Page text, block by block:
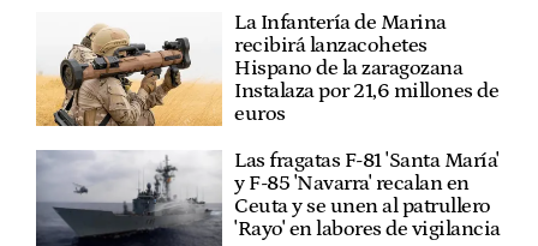
La Infantería de Marina
recibirá lanzacohetes
Hispano de la zaragozana
Instalaza por 21,6 millones de
euros
Las fragatas F-81 'Santa María'
y F-85 'Navarra' recalan en
Ceuta y se unen al patrullero
'Rayo' en labores de vigilancia